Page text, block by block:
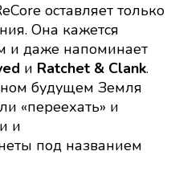
оставляет только
Она кажется
и даже напоминает
и Ratchet & Clank.
будущем Земля
«переехать» и
и
под названием